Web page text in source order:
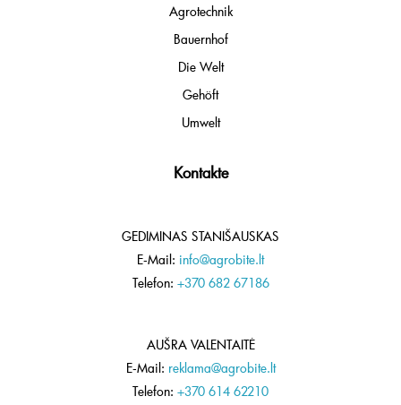
Agrotechnik
Bauernhof
Die Welt
Gehöft
Umwelt
Kontakte
GEDIMINAS STANIŠAUSKAS
E-Mail: info@agrobite.lt
Telefon: +370 682 67186
AUŠRA VALENTAITĖ
E-Mail: reklama@agrobite.lt
Telefon: +370 614 62210